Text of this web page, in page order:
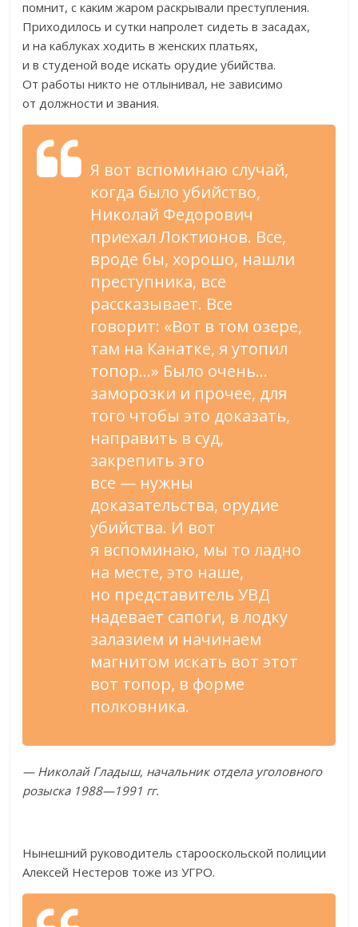
помнит, с каким жаром раскрывали преступления.
Приходилось и сутки напролет сидеть в засадах,
и на каблуках ходить в женских платьях,
и в студеной воде искать орудие убийства.
От работы никто не отлынивал, не зависимо
от должности и звания.
Я вот вспоминаю случай,
когда было убийство,
Николай Федорович
приехал Локтионов. Все,
вроде бы, хорошо, нашли
преступника, все
рассказывает. Все
говорит: «Вот в том озере,
там на Канатке, я утопил
топор…» Было очень…
заморозки и прочее, для
того чтобы это доказать,
направить в суд,
закрепить это
все — нужны
доказательства, орудие
убийства. И вот
я вспоминаю, мы то ладно
на месте, это наше,
но представитель УВД
надевает сапоги, в лодку
залазием и начинаем
магнитом искать вот этот
вот топор, в форме
полковника.
— Николай Гладыш, начальник отдела уголовного
розыска 1988—1991 гг.
Нынешний руководитель старооскольской полиции
Алексей Нестеров тоже из УГРО.